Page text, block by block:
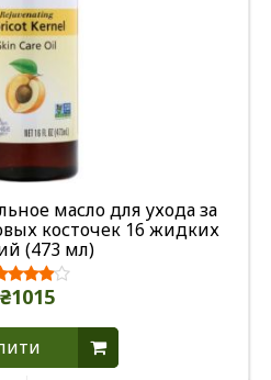
масло для ухода за
косточек 16 жидких
(473 мл)
₴1015